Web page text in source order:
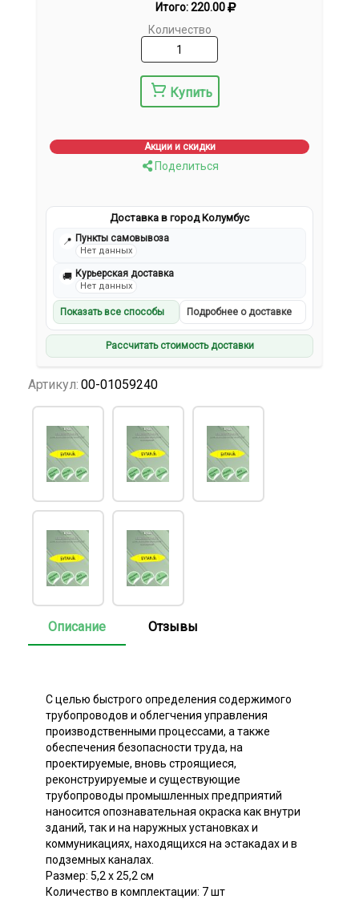
Итого:220.00
Количество
Купить
Акции и скидки
Поделиться
Доставка в город Колумбус
📍 Пункты самовывоза
Нет данных
🚚 Курьерская доставка
Нет данных
Показать все способы Подробнее о доставке
Рассчитать стоимость доставки
Артикул: 00-01059240
Описание Отзывы
С целью быстрого определения содержимого
трубопроводов и облегчения управления
производственными процессами, а также
обеспечения безопасности труда, на
проектируемые, вновь строящиеся,
реконструируемые и существующие
трубопроводы промышленных предприятий
наносится опознавательная окраска как внутри
зданий, так и на наружных установках и
коммуникациях, находящихся на эстакадах и в
подземных каналах.
Размер: 5,2 х 25,2 см
Количество в комплектации: 7 шт